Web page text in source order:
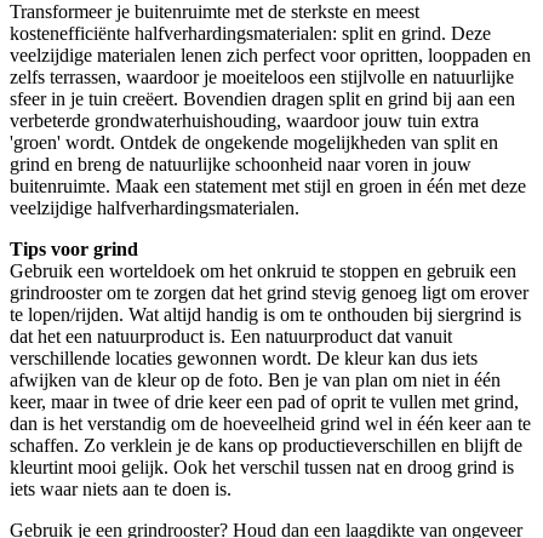
Transformeer je buitenruimte met de sterkste en meest
kostenefficiënte halfverhardingsmaterialen: split en grind. Deze
veelzijdige materialen lenen zich perfect voor opritten, looppaden en
zelfs terrassen, waardoor je moeiteloos een stijlvolle en natuurlijke
sfeer in je tuin creëert. Bovendien dragen split en grind bij aan een
verbeterde grondwaterhuishouding, waardoor jouw tuin extra
'groen' wordt. Ontdek de ongekende mogelijkheden van split en
grind en breng de natuurlijke schoonheid naar voren in jouw
buitenruimte. Maak een statement met stijl en groen in één met deze
veelzijdige halfverhardingsmaterialen.
Tips voor grind
Gebruik een worteldoek om het onkruid te stoppen en gebruik een
grindrooster om te zorgen dat het grind stevig genoeg ligt om erover
te lopen/rijden. Wat altijd handig is om te onthouden bij siergrind is
dat het een natuurproduct is. Een natuurproduct dat vanuit
verschillende locaties gewonnen wordt. De kleur kan dus iets
afwijken van de kleur op de foto. Ben je van plan om niet in één
keer, maar in twee of drie keer een pad of oprit te vullen met grind,
dan is het verstandig om de hoeveelheid grind wel in één keer aan te
schaffen. Zo verklein je de kans op productieverschillen en blijft de
kleurtint mooi gelijk. Ook het verschil tussen nat en droog grind is
iets waar niets aan te doen is.
Gebruik je een grindrooster? Houd dan een laagdikte van ongeveer